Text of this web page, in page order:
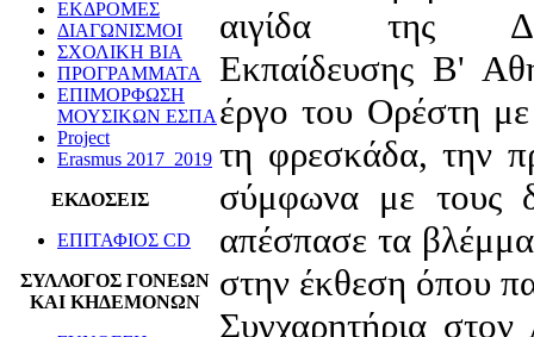
ΕΚΔΡΟΜΕΣ
ΔΙΑΓΩΝΙΣΜΟΙ
ΣΧΟΛΙΚΗ ΒΙΑ
ΠΡΟΓΡΑΜΜΑΤΑ
ΕΠΙΜΟΡΦΩΣΗ
ΜΟΥΣΙΚΩΝ ΕΣΠΑ
Project
Erasmus 2017_2019
ΕΚΔΟΣΕΙΣ
ΕΠΙΤΑΦΙΟΣ CD
ΣΥΛΛΟΓΟΣ ΓΟΝΕΩΝ
ΚΑΙ ΚΗΔΕΜΟΝΩΝ
αιγίδα της
Εκπαίδευσης Β'
έργο του Ορέστη με
τη φρεσκάδα, την
σύμφωνα με τους
απέσπασε τα
στην έκθεση όπου
Συγχαρητήρια